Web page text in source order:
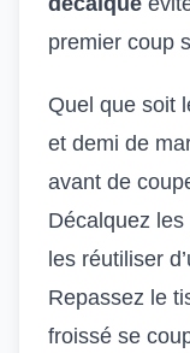
premier coup
Quel que soit
et demi de
avant de
Décalquez
les réutiliser
Repassez le
froissé se